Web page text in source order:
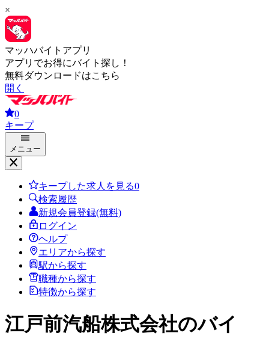
×
マッハバイトアプリ
アプリでお得にバイト探し！
無料ダウンロードはこちら
開く
0
キープ
メニュー
キープした求人を見る0
検索履歴
新規会員登録(無料)
ログイン
ヘルプ
エリアから探す
駅から探す
職種から探す
特徴から探す
江戸前汽船株式会社のバイ